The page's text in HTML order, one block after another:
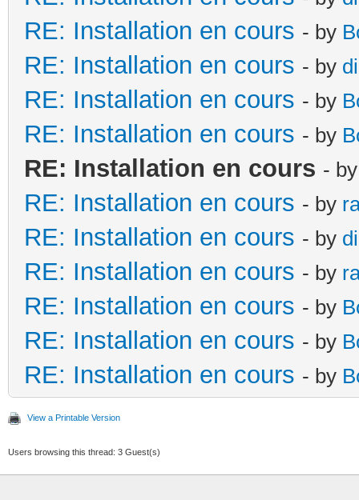
RE: Installation en cours - by
RE: Installation en cours - by
RE: Installation en cours - by
RE: Installation en cours - by
RE: Installation en cours -
RE: Installation en cours - by
RE: Installation en cours - by
RE: Installation en cours - by
RE: Installation en cours - by
RE: Installation en cours - by
RE: Installation en cours - by
View a Printable Version
Users browsing this thread: 3 Guest(s)